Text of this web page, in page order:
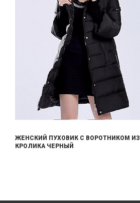
ЖЕНСКИЙ ПУХОВИК С ВОРОТНИКОМ ИЗ
КРОЛИКА ЧЕРНЫЙ